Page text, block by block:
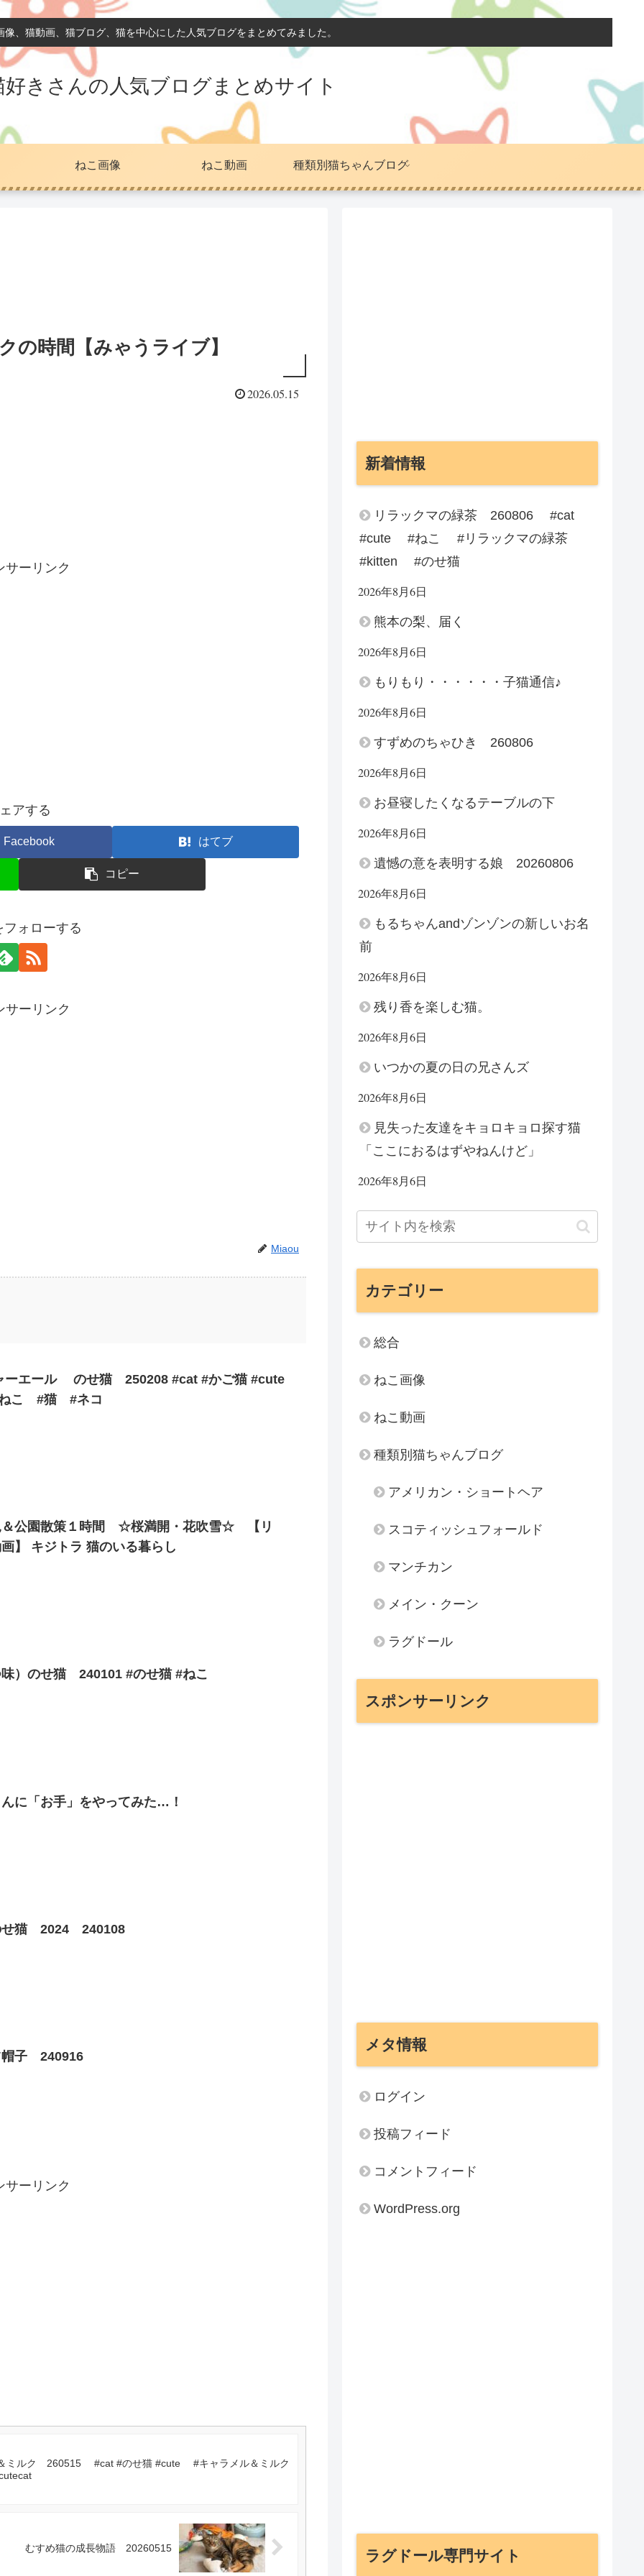
像、猫動画、猫ブログ、猫を中心にした人気ブログをまとめてみました。
好きさんの人気ブログまとめサイト
ねこ画像 ねこ動画 種類別猫ちゃんブログ
の時間【みゃうライブ】
2026.05.15
サーリンク
アする
Facebook はてブ
コピー
フォローする
サーリンク
Miaou
ーエール のせ猫 250208 #cat #かご猫 #cute
こ #猫 #ネコ
＆公園散策１時間 ☆桜満開・花吹雪☆ 【リ
】 キジトラ 猫のいる暮らし
）のせ猫 240101 #のせ猫 #ねこ
に「お手」をやってみた…！
せ猫 2024 240108
帽子 240916
サーリンク
＆ミルク 260515 #cat #のせ猫 #cute #キャラメル＆ミルク
#cutecat
むすめ猫の成長物語 20260515
新着情報
リラックマの緑茶 260806 #cat
#cute #ねこ #リラックマの緑茶
#kitten #のせ猫
2026年8月6日
熊本の梨、届く
2026年8月6日
もりもり・・・・・・子猫通信♪
2026年8月6日
すずめのちゃひき 260806
2026年8月6日
お昼寝したくなるテーブルの下
2026年8月6日
遺憾の意を表明する娘 20260806
2026年8月6日
もるちゃんandゾンゾンの新しいお名
前
2026年8月6日
残り香を楽しむ猫。
2026年8月6日
いつかの夏の日の兄さんズ
2026年8月6日
見失った友達をキョロキョロ探す猫
「ここにおるはずやねんけど」
2026年8月6日
カテゴリー
総合
ねこ画像
ねこ動画
種類別猫ちゃんブログ
アメリカン・ショートヘア
スコティッシュフォールド
マンチカン
メイン・クーン
ラグドール
スポンサーリンク
メタ情報
ログイン
投稿フィード
コメントフィード
WordPress.org
ラグドール専門サイト